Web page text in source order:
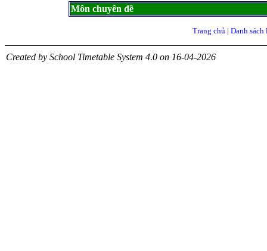
Môn chuyên đề
Trang chủ| Danh sách
Created by School Timetable System 4.0 on 16-04-2026